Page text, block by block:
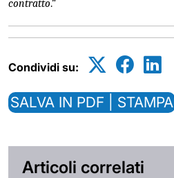
contratto.”
Condividi su:
SALVA IN PDF | STAMPA
Articoli correlati